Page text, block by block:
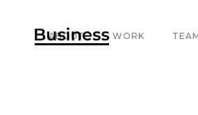
ABOUT WORK